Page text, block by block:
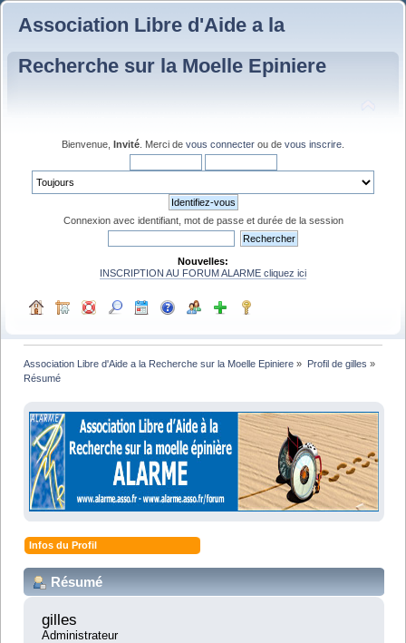
Association Libre d'Aide a la
Recherche sur la Moelle Epiniere
Bienvenue, Invité . Merci de vous connecter ou de vous inscrire
Connexion avec identifiant, mot de passe et durée de la session
Nouvelles:
INSCRIPTION AU FORUM ALARME cliquez ici
Association Libre d'Aide a la Recherche sur la Moelle Epiniere » Profil de gilles »
Résumé
Infos du Profil
Résumé
gilles
Administrateur